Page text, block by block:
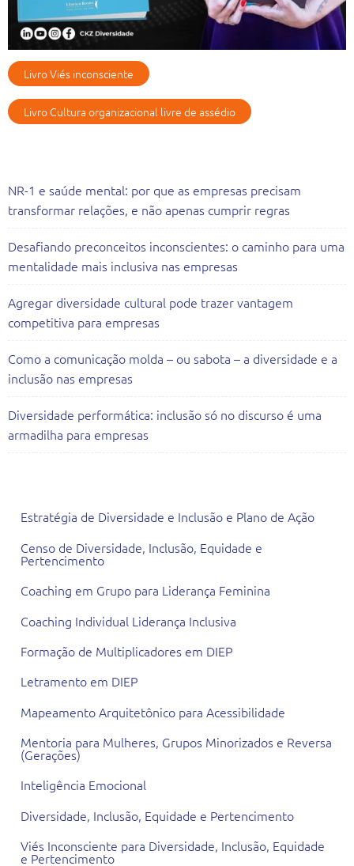
Livro Viés inconsciente
Livro Cultura organizacional livre de assédio
NR-1 e saúde mental: por que as empresas precisam
transformar relações, e não apenas cumprir regras
Desafiando preconceitos inconscientes: o caminho para uma
mentalidade mais inclusiva nas empresas
Agregar diversidade cultural pode trazer vantagem
competitiva para empresas
Como a comunicação molda – ou sabota – a diversidade e a
inclusão nas empresas
Diversidade performática: inclusão só no discurso é uma
armadilha para empresas
Estratégia de Diversidade e Inclusão e Plano de Ação
Censo de Diversidade, Inclusão, Equidade e
Pertencimento
Coaching em Grupo para Liderança Feminina
Coaching Individual Liderança Inclusiva
Formação de Multiplicadores em DIEP
Letramento em DIEP
Mapeamento Arquitetônico para Acessibilidade
Mentoria para Mulheres, Grupos Minorizados e Reversa
(Gerações)
Inteligência Emocional
Diversidade, Inclusão, Equidade e Pertencimento
Viés Inconsciente para Diversidade, Inclusão, Equidade
e Pertencimento